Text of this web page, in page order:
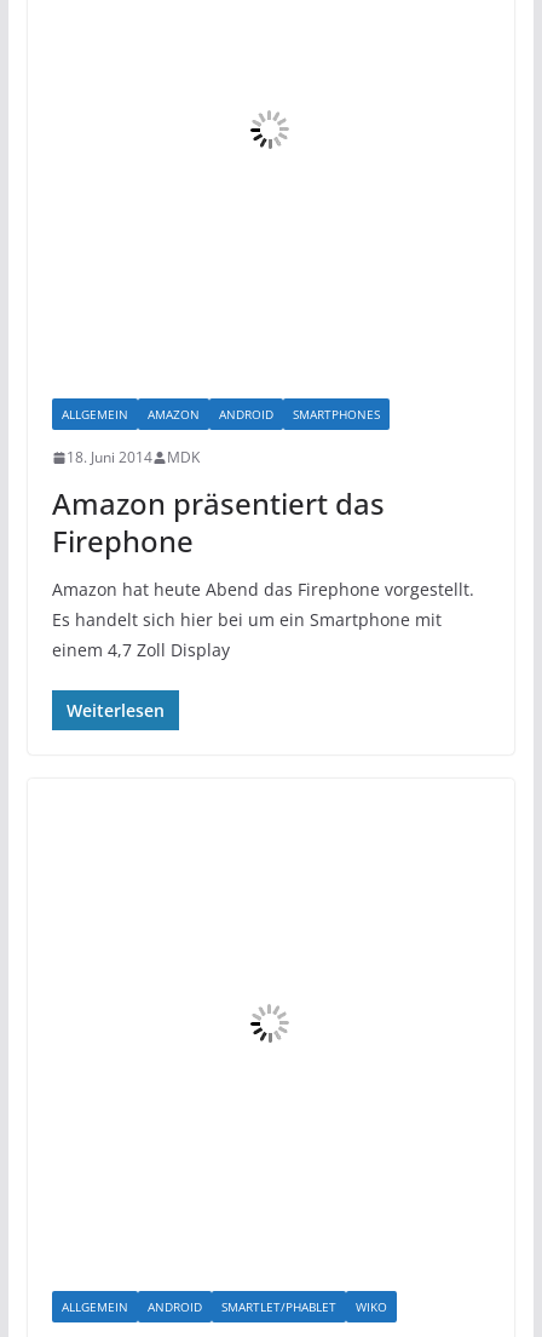
ALLGEMEIN AMAZON ANDROID SMARTPHONES
18. Juni 2014 MDK
Amazon präsentiert das
Firephone
Amazon hat heute Abend das Firephone vorgestellt.
Es handelt sich hier bei um ein Smartphone mit
einem 4,7 Zoll Display
Weiterlesen
ALLGEMEIN ANDROID SMARTLET/PHABLET WIKO